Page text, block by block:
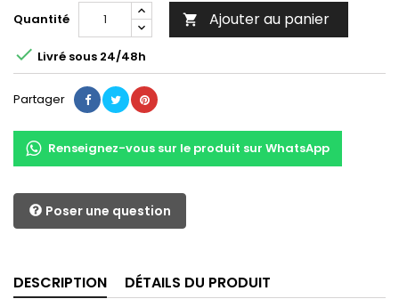
Quantité
 Ajouter au panier
 Livré sous 24/48h
Partager
Renseignez-vous sur le produit sur WhatsApp
Poser une question
DESCRIPTION DÉTAILS DU PRODUIT